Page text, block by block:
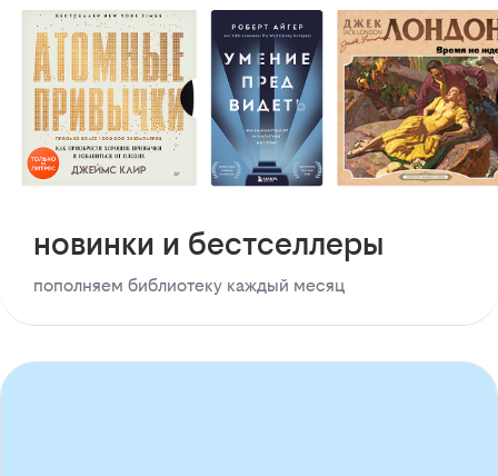
новинки и бестселлеры
пополняем библиотеку каждый месяц